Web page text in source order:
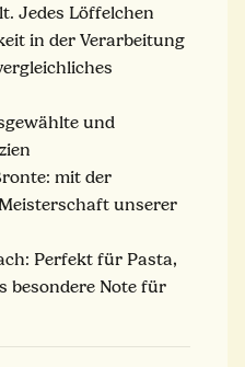
Jedes Löffelchen
in der Verarbeitung
und
mit der
unserer
Perfekt für Pasta,
besondere Note für